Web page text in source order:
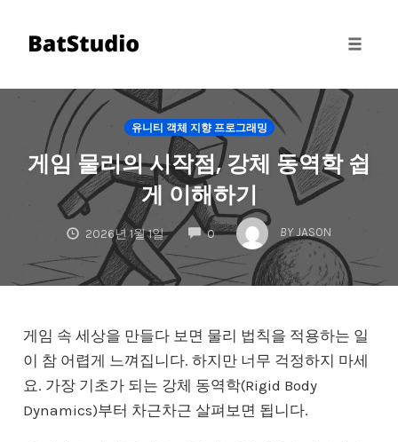
Skip
content
유니티 객체 지향 프로그래밍
게임 물리의 시작점, 강체 동역학 쉽
게 이해하기
2026년 1월 1일 0
COMMENTS
BY JASON
게임 속 세상을 만들다 보면 물리 법칙을 적용하는 일
이 참 어렵게 느껴집니다. 하지만 너무 걱정하지 마세
요. 가장 기초가 되는 강체 동역학(Rigid Body
Dynamics)부터 차근차근 살펴보면 됩니다.